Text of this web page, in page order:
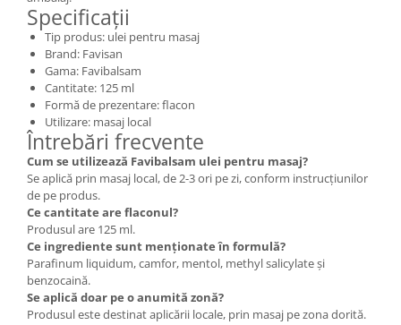
Specificații
Tip produs: ulei pentru masaj
Brand: Favisan
Gama: Favibalsam
Cantitate: 125 ml
Formă de prezentare: flacon
Utilizare: masaj local
Întrebări frecvente
Cum se utilizează Favibalsam ulei pentru masaj?
Se aplică prin masaj local, de 2-3 ori pe zi, conform instrucțiunilor
de pe produs.
Ce cantitate are flaconul?
Produsul are 125 ml.
Ce ingrediente sunt menționate în formulă?
Parafinum liquidum, camfor, mentol, methyl salicylate și
benzocaină.
Se aplică doar pe o anumită zonă?
Produsul este destinat aplicării locale, prin masaj pe zona dorită.